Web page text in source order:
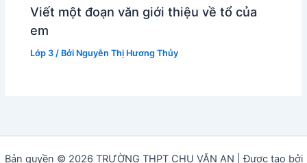
Viết một đoạn văn giới thiệu về tổ của
em
Lớp 3 / Bởi Nguyễn Thị Hương Thủy
Bản quyền © 2026 TRƯỜNG THPT CHU VĂN AN | Được tạo bởi